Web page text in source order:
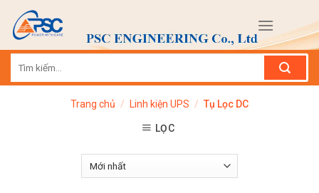
content
kiếm:
Trang chủ / Linh kiện UPS / Tụ Lọc DC
LỌC